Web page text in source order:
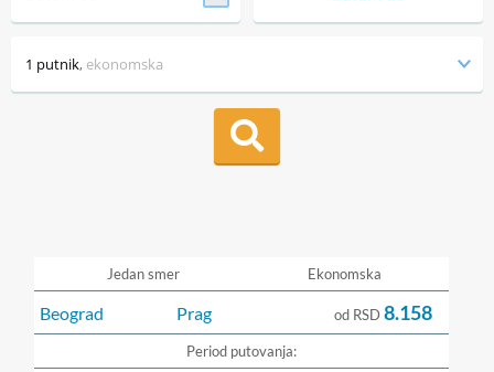
1 putnik, ekonomska
Jedan smer
Beograd Prag
Ekonomska
Period putovanja:
od RSD8.158